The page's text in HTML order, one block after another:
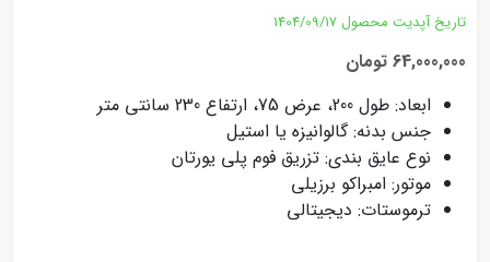
تاریخ آپدیت محصول 1404/09/17
64,000,000 تومان
ابعاد: طول 200، عرض 75، ارتفاع 230 سانتی متر
جنس بدنه: گالوانیزه یا استیل
نوع عایق بندی: تزریق فوم پلی یورتان
موتور: امبراکو برزیلی
ترموستات: دیجیتالی